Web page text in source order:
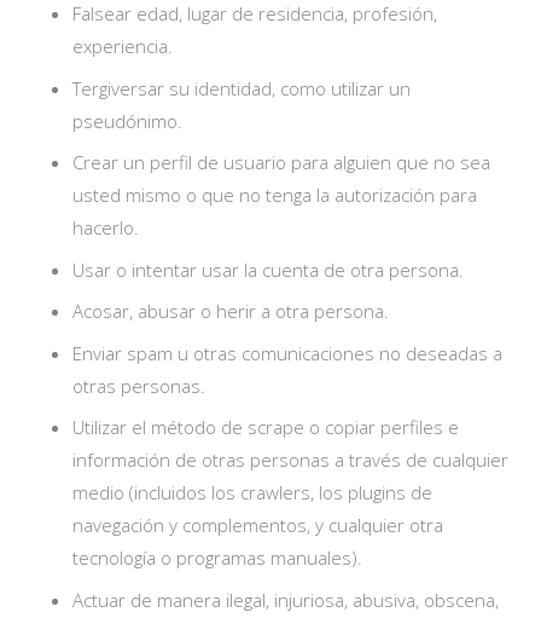
Falsear edad, lugar de residencia, profesión,
experiencia.
Tergiversar su identidad, como utilizar un
pseudónimo.
Crear un perfil de usuario para alguien que no sea
usted mismo o que no tenga la autorización para
hacerlo.
Usar o intentar usar la cuenta de otra persona.
Acosar, abusar o herir a otra persona.
Enviar spam u otras comunicaciones no deseadas a
otras personas.
Utilizar el método de scrape o copiar perfiles e
información de otras personas a través de cualquier
medio (incluidos los crawlers, los plugins de
navegación y complementos, y cualquier otra
tecnología o programas manuales).
Actuar de manera ilegal, injuriosa, abusiva, obscena,